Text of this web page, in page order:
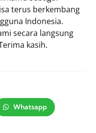
terus berkembang
Indonesia.
secara langsung
kasih.
Whatsapp